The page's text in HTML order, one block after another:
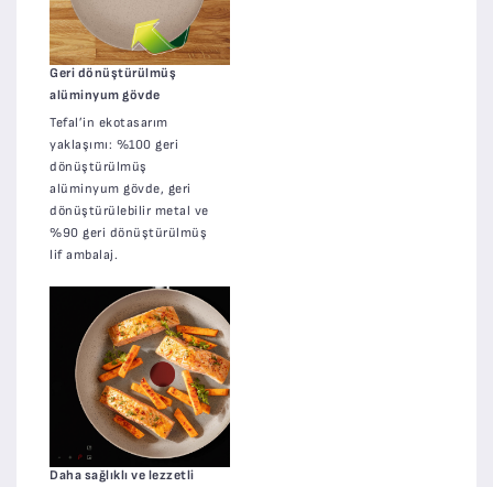
Geri dönüştürülmüş
alüminyum gövde
Tefal’in ekotasarım
yaklaşımı: %100 geri
dönüştürülmüş
alüminyum gövde, geri
dönüştürülebilir metal ve
%90 geri dönüştürülmüş
lif ambalaj.
Daha sağlıklı ve lezzetli